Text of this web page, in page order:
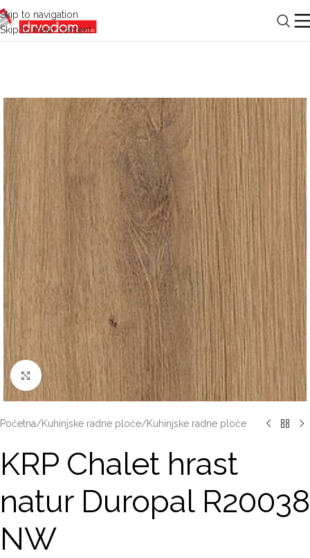
Skip to navigation
Skip to main content
Click to enlarge
Početna/Kuhinjske radne ploče/Kuhinjske radne ploče
KRP Chalet hrast
natur Duropal R20038
NW